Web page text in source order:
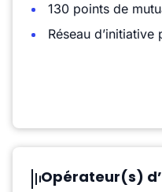
130 points de
Réseau d’initiative
Opérateur(s)